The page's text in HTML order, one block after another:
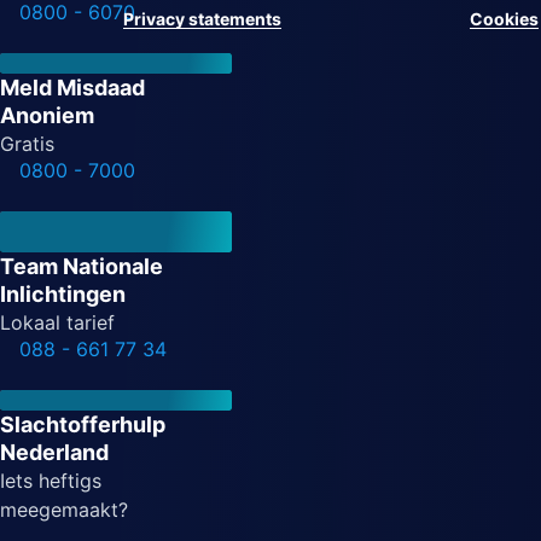
0800 - 6070
Meld Misdaad
Anoniem
Gratis
0800 - 7000
Team Nationale
Inlichtingen
Lokaal tarief
088 - 661 77 34
Slachtofferhulp
Nederland
Iets heftigs
meegemaakt?
Privacy statements
Cookies